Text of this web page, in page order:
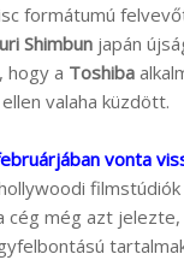
formátumú
Shimbun japán
hogy a Toshiba
valaha küzdött.
vonta
cég még azt